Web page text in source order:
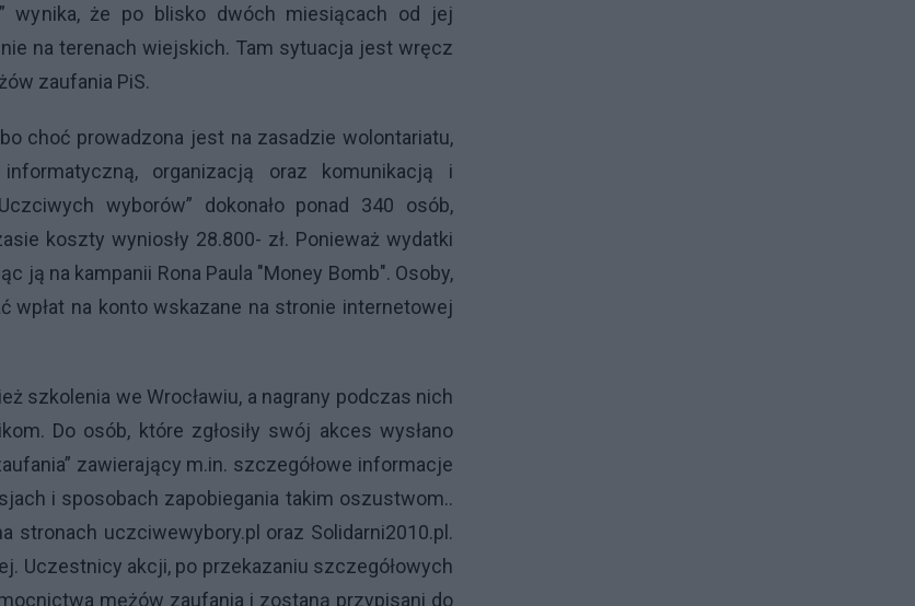
wynika, że po blisko dwóch miesiącach od jej
na terenach wiejskich. Tam sytuacja jest wręcz
zaufania PiS.
choć prowadzona jest na zasadzie wolontariatu,
organizacją oraz komunikacją i
wyborów” dokonało ponad 340 osób,
koszty wyniosły 28.800- zł. Ponieważ wydatki
ją na kampanii Rona Paula "Money Bomb". Osoby,
wpłat na konto wskazane na stronie internetowej
szkolenia we Wrocławiu, a nagrany podczas nich
Do osób, które zgłosiły swój akces wysłano
zawierający m.in. szczegółowe informacje
i sposobach zapobiegania takim oszustwom..
stronach uczciwewybory.pl oraz Solidarni2010.pl.
Uczestnicy akcji, po przekazaniu szczegółowych
mężów zaufania i zostaną przypisani do